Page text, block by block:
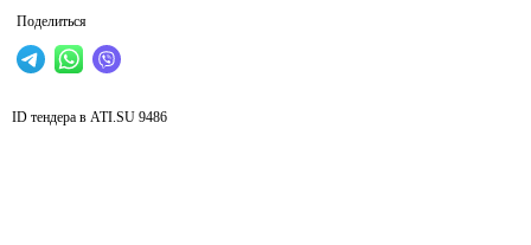
Поделиться
ID тендера в ATI.SU 9486